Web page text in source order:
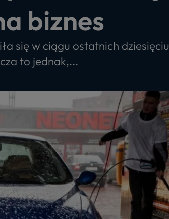
biznes
się w ciągu ostatnich dziesięciu
to jednak,...